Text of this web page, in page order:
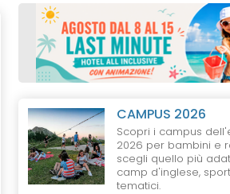
CAMPUS 2026
Scopri i campus
2026 per bambini e
scegli quello più
camp d'inglese,
tematici.